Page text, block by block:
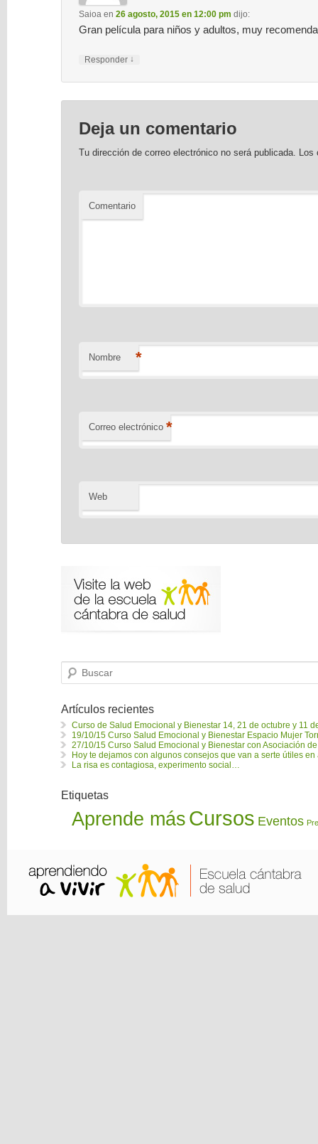
Saioa en26 agosto, 2015 en 12:00 pm dijo:
Gran película para niños y adultos, muy
Responder ↓
Deja un comentario
Tu dirección de correo electrónico no será publicada. Los
Comentario
Nombre *
Correo electrónico *
Web
s
a
r
Artículos recientes
Curso de Salud Emocional y Bienestar 14, 21 de octubre y 11
19/10/15 Curso Salud Emocional y Bienestar Espacio Mujer
27/10/15 Curso Salud Emocional y Bienestar con Asociación
Hoy te dejamos con algunos consejos que van a serte útiles
La risa es contagiosa, experimento social…
Etiquetas
Aprende más Cursos Eventos